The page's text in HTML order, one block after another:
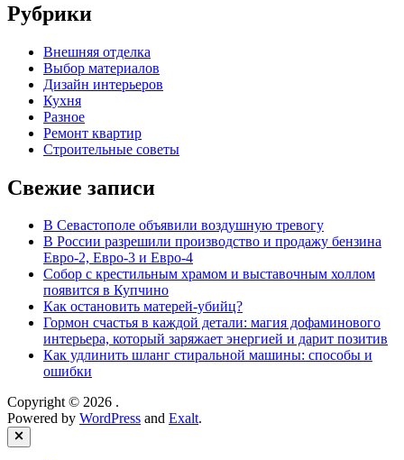
Рубрики
Внешняя отделка
Выбор материалов
Дизайн интерьеров
Кухня
Разное
Ремонт квартир
Строительные советы
Свежие записи
В Севастополе объявили воздушную тревогу
В России разрешили производство и продажу бензина
Евро-2, Евро-3 и Евро-4
Собор с крестильным храмом и выставочным холлом
появится в Купчино
Как остановить матерей-убийц?
Гормон счастья в каждой детали: магия дофаминового
интерьера, который заряжает энергией и дарит позитив
Как удлинить шланг стиральной машины: способы и
ошибки
Copyright © 2026 .
Powered by WordPress and Exalt.
Close